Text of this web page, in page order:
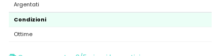
Argentati
Condizioni
Ottime